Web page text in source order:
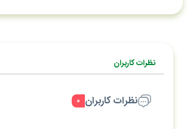
نظرات کاربران
نظرات کاربران ۰